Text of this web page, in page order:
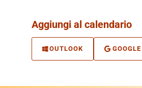
Aggiungi al calendario
OUTLOOK GOOGLE